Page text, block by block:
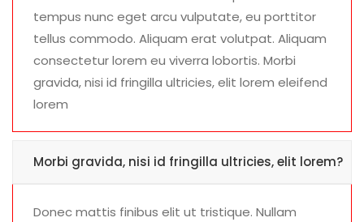
tempus nunc eget arcu vulputate, eu porttitor
tellus commodo. Aliquam erat volutpat. Aliquam
consectetur lorem eu viverra lobortis. Morbi
gravida, nisi id fringilla ultricies, elit lorem eleifend
lorem
Morbi gravida, nisi id fringilla ultricies, elit lorem?
Donec mattis finibus elit ut tristique. Nullam